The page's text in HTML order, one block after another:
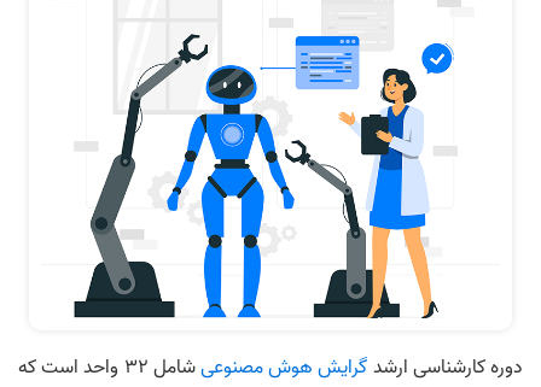
دوره کارشناسی ارشدگرایش هوش مصنوعی
شامل ۳۲ واحد است که